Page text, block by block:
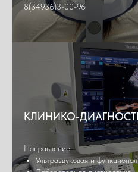
8(34936)3-00-96
КЛИНИКО-
Направление:
Ультразвуковая и